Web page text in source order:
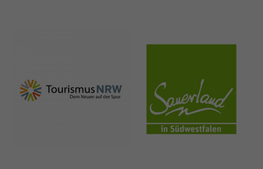
nrw-
tourismus.de
sauerland.co
m